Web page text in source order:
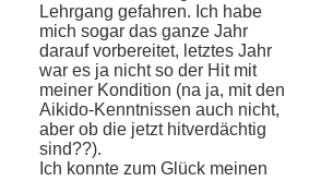
Lehrgang gefahren. Ich habe
mich sogar das ganze Jahr
darauf vorbereitet, letztes Jahr
war es ja nicht so der Hit mit
meiner Kondition (na ja, mit den
Aikido-Kenntnissen auch nicht,
aber ob die jetzt hitverdächtig
sind??).
Ich konnte zum Glück meinen